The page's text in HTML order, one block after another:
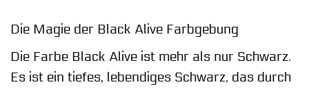
Die Magie der Black Alive Farbgebung
Die Farbe Black Alive ist mehr als nur Schwarz.
Es ist ein tiefes, lebendiges Schwarz, das durch